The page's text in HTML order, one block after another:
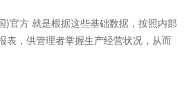
方 就是根据这些基础数据，按照内部
表，供管理者掌握生产经营状况，从而